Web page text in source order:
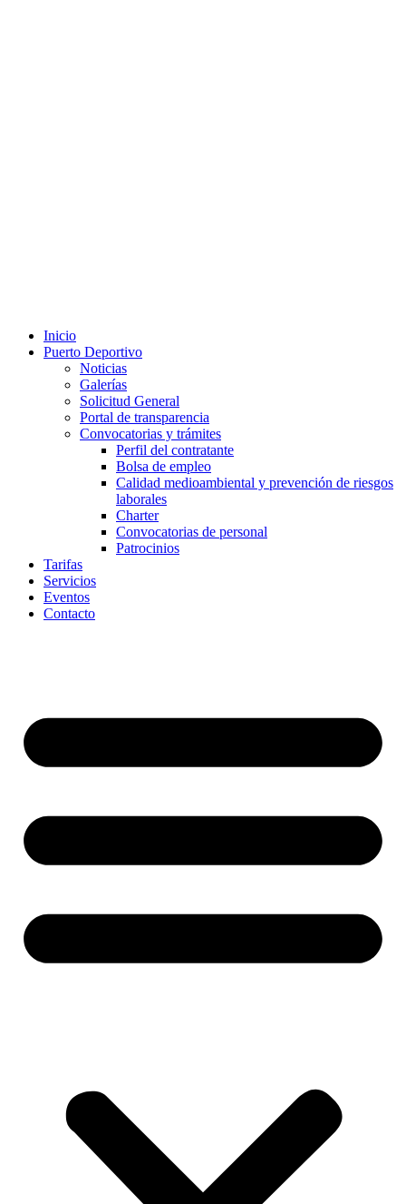
Inicio
Puerto Deportivo
Noticias
Galerías
Solicitud General
Portal de transparencia
Convocatorias y trámites
Perfil del contratante
Bolsa de empleo
Calidad medioambiental y prevención de riesgos
laborales
Charter
Convocatorias de personal
Patrocinios
Tarifas
Servicios
Eventos
Contacto